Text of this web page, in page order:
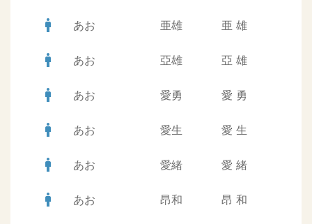
man あお 亜雄 亜 雄
man あお 亞雄 亞 雄
man あお 愛勇 愛 勇
man あお 愛生 愛 生
man あお 愛緒 愛 緒
man あお 昂和 昂 和